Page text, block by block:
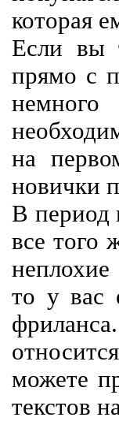
которая
Если вы
прямо с
на
новички
В период
все того
то у вас
можете
текстов